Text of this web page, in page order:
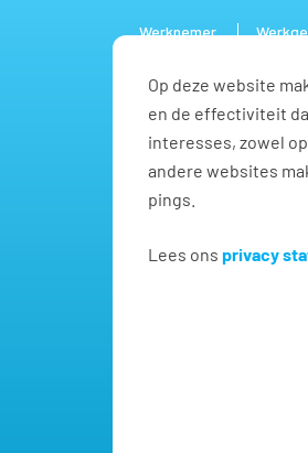
Op deze website
en de effectiviteit
interesses, zowel
andere websites
pings.
Lees ons privacy
Werknemer
Vacatures
Vind hier dé perfecte